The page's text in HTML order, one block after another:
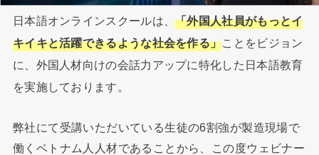
日本語オンラインスクールは、「外国人社員がもっとイ
キイキと活躍できるような社会を作る」ことをビジョン
に、外国人材向けの会話力アップに特化した日本語教育
を実施しております。
弊社にて受講いただいている生徒の6割強が製造現場で
働くベトナム人人材であることから、この度ウェビナー